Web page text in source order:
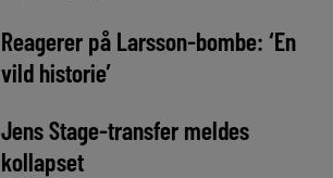
Reagerer på Larsson-bombe: ‘En
vild historie’
Jens Stage-transfer meldes
kollapset